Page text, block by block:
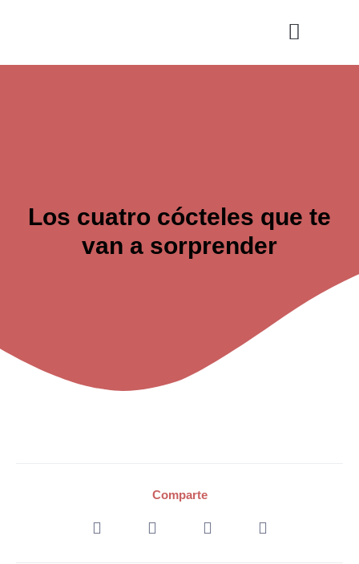
Los cuatro cócteles que te
van a sorprender
Comparte